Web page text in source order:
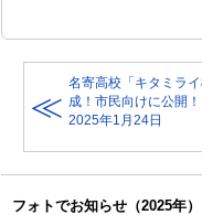
名寄高校「キタミラ
成！市民向けに公開！
2025年1月24日
フォトでお知らせ（2025年）